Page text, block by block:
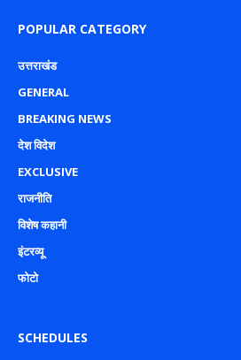
POPULAR CATEGORY
उत्तराखंड
GENERAL
BREAKING NEWS
देश विदेश
EXCLUSIVE
राजनीति
विशेष कहानी
इंटरव्यू
फोटो
SCHEDULES